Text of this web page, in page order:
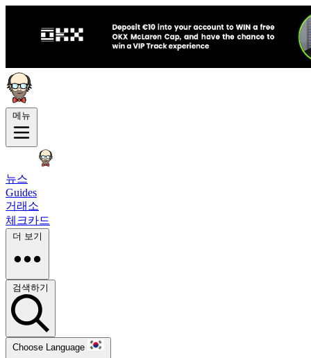
메뉴
뉴스
Guides
거래소
체크카드
더 보기
검색하기
Choose Language